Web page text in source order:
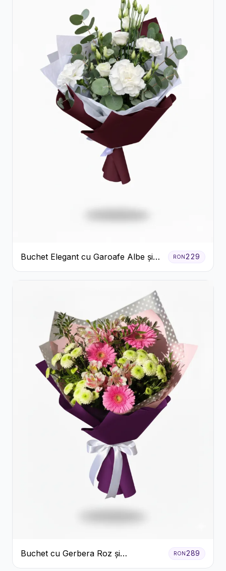
Buchet Elegant cu Garoafe Albe și
Eucalipt
RON229
Buchet cu Gerbera Roz și
Crizanteme Verzi
RON289